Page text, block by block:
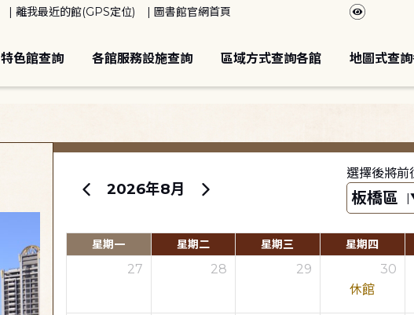
離我最近的館(GPS定位) 圖書館官網首頁
特色館查詢 各館服務設施查詢 區域方式查詢各館 地圖式查
2026年8月
選擇後將前
星期一 星期二 星期三 星期四
27 28 29
30
休館